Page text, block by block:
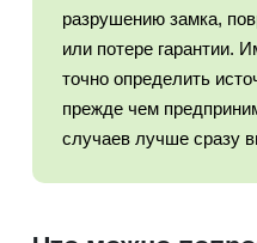
разрушению замка,
или потере гарантии.
точно определить
прежде чем
случаев лучше сразу